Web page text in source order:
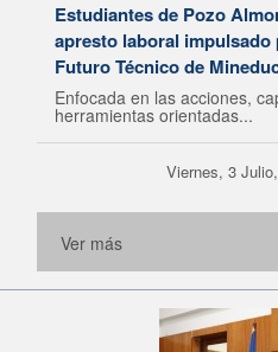
Estudiantes de Pozo
apresto laboral impulsado
Futuro Técnico de
Enfocada en las acciones,
herramientas orientadas...
Viernes, 3
Ver más